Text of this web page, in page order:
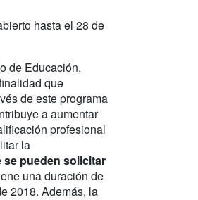
hasta el 28 de
de Educación,
que
de este programa
a aumentar
profesional
la
se pueden solicitar
una duración de
2018. Además, la